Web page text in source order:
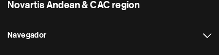
Novartis Andean & CAC region
Navegador